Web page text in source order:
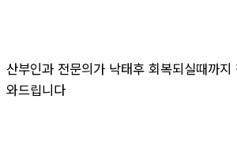
산부인과 전문의가 낙태후 회복되실때까
와드립니다